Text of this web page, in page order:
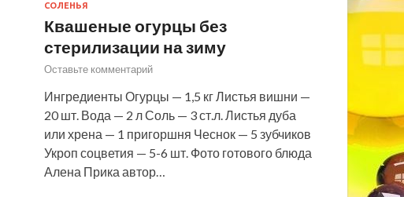
СОЛЕНЬЯ
Квашеные огурцы без
стерилизации на зиму
Оставьте комментарий
Ингредиенты Огурцы — 1,5 кг Листья вишни —
20 шт. Вода — 2 л Соль — 3 ст.л. Листья дуба
или хрена — 1 пригоршня Чеснок — 5 зубчиков
Укроп соцветия — 5-6 шт. Фото готового блюда
Алена Прика автор…